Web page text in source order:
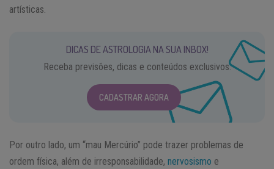
artísticas.
DICAS DE ASTROLOGIA NA SUA INBOX!
Receba previsões, dicas e conteúdos exclusivos.
CADASTRAR AGORA
Por outro lado, um “mau Mercúrio” pode trazer problemas de
ordem física, além de irresponsabilidade, nervosismo e